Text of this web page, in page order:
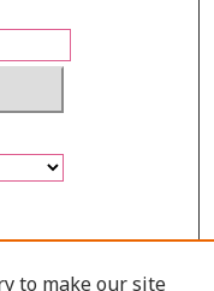
to make our site